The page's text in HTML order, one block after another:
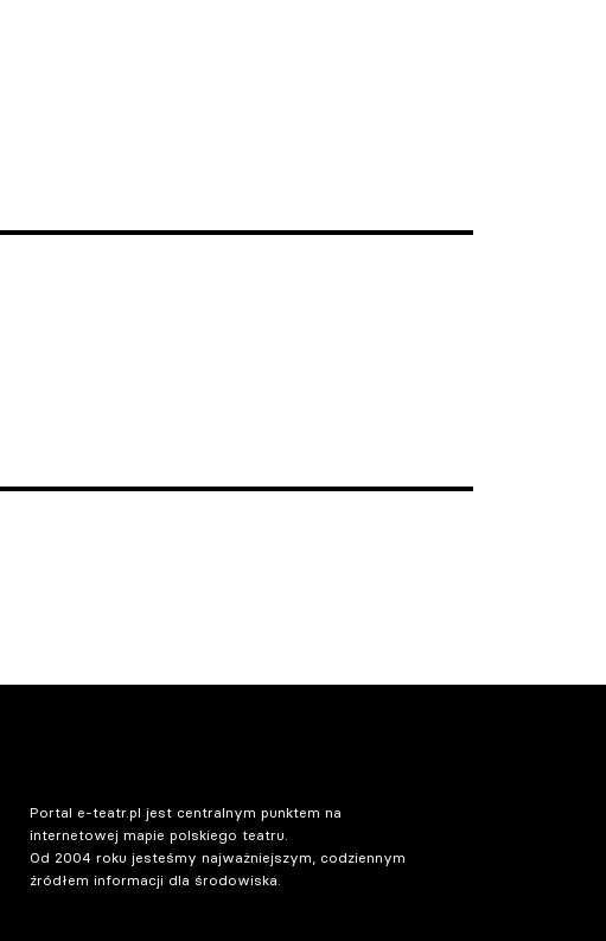
Portal e-teatr.pl jest centralnym punktem na
internetowej mapie polskiego teatru.
Od 2004 roku jesteśmy najważniejszym, codziennym
źródłem informacji dla środowiska.